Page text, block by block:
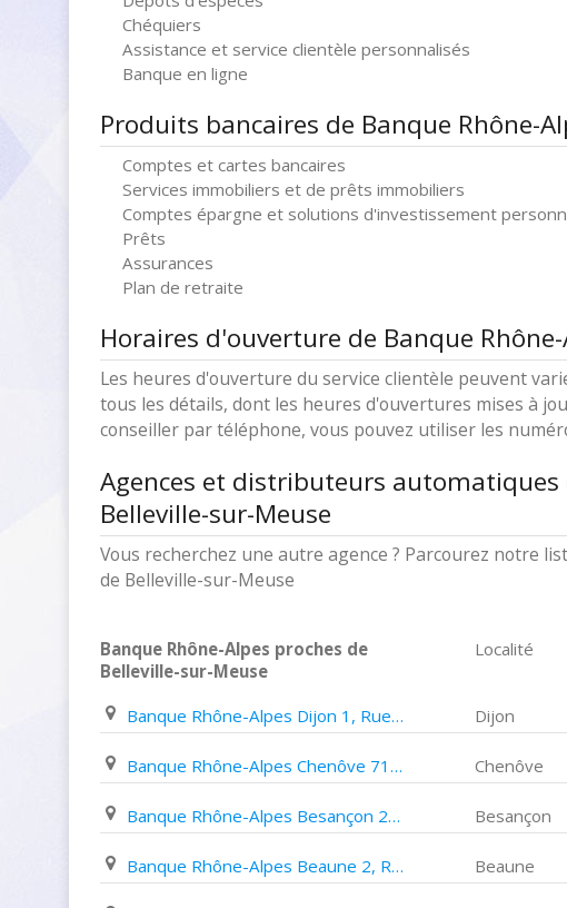
Chéquiers
Assistance et service clientèle personnalisés
Banque en ligne
Produits bancaires de Banque Rhône-
Comptes et cartes bancaires
Services immobiliers et de prêts immobiliers
Comptes épargne et solutions d'investissement
Prêts
Assurances
Plan de retraite
Horaires d'ouverture de Banque
Les heures d'ouverture du service clientèle peuvent
tous les détails, dont les heures d'ouvertures mises à
conseiller par téléphone, vous pouvez utiliser les
Agences et distributeurs automatiques
Belleville-sur-Meuse
Vous recherchez une autre agence ? Parcourez notre
de Belleville-sur-Meuse
Banque Rhône-Alpes proches de
Belleville-sur-Meuse
Localité
Banque Rhône-Alpes Dijon 1, Rue de La Poste Dijon
Banque Rhône-Alpes Chenôve 71, Avenue Roland Carraz Chenôve
Banque Rhône-Alpes Besançon 20, Rue Proudhon Besançon
Banque Rhône-Alpes Beaune 2, Rue de Lorraine Beaune